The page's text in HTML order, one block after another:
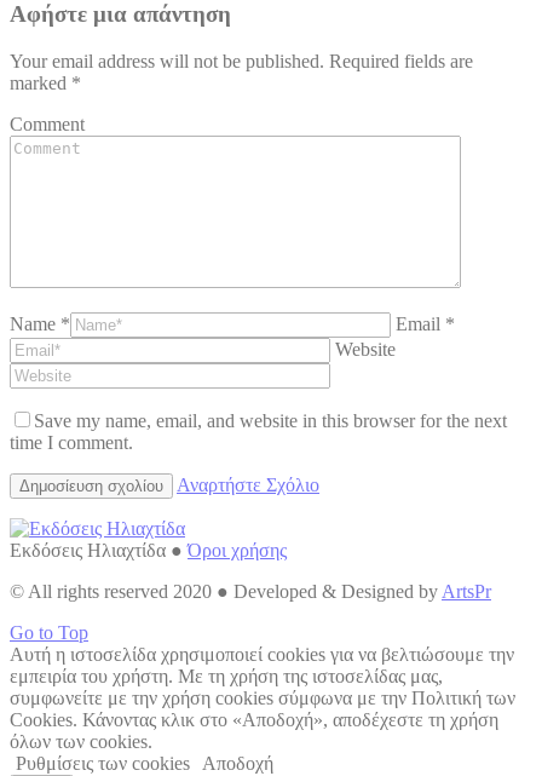
Αφήστε μια απάντηση
Your email address will not be published. Required fields are
marked *
Comment
Name *
Email *
Website
Save my name, email, and website in this browser for the next
time I comment.
Αναρτήστε Σχόλιο
Εκδόσεις Ηλιαχτίδα ●Όροι χρήσης
© All rights reserved 2020 ● Developed & Designed by ArtsPr
Go to Top
Αυτή η ιστοσελίδα χρησιμοποιεί cookies για να βελτιώσουμε την
εμπειρία του χρήστη. Με τη χρήση της ιστοσελίδας μας,
συμφωνείτε με την χρήση cookies σύμφωνα με την Πολιτική των
Cookies. Κάνοντας κλικ στο «Αποδοχή», αποδέχεστε τη χρήση
όλων των cookies.
Ρυθμίσεις των cookies
Αποδοχή